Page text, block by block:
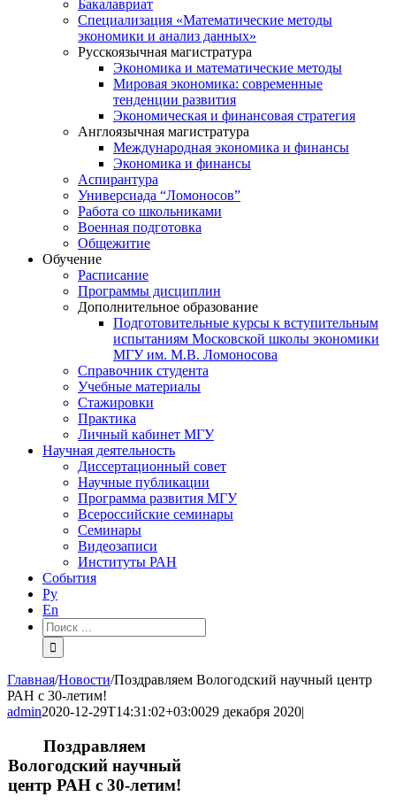
Бакалавриат
Специализация «Математические методы
экономики и анализ данных»
Русскоязычная магистратура
Экономика и математические методы
Мировая экономика: современные
тенденции развития
Экономическая и финансовая стратегия
Англоязычная магистратура
Международная экономика и финансы
Экономика и финансы
Аспирантура
Универсиада “Ломоносов”
Работа со школьниками
Военная подготовка
Общежитие
Обучение
Расписание
Программы дисциплин
Дополнительное образование
Подготовительные курсы к вступительным
испытаниям Московской школы экономики
МГУ им. М.В. Ломоносова
Справочник студента
Учебные материалы
Стажировки
Практика
Личный кабинет МГУ
Научная деятельность
Диссертационный совет
Научные публикации
Программа развития МГУ
Всероссийские семинары
Семинары
Видеозаписи
Институты РАН
События
Ру
En
Результат
поиска:
Главная/Новости/Поздравляем Вологодский научный центр
РАН с 30-летим!
admin2020-12-29T14:31:02+03:0029 декабря 2020|
Поздравляем
Вологодский научный
центр РАН с 30-летим!